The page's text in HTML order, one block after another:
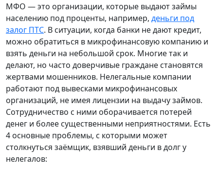
МФО — это организации, которые выдают займы
населению под проценты, например, деньги под
залог ПТС. В ситуации, когда банки не дают кредит,
можно обратиться в микрофинансовую компанию и
взять деньги на небольшой срок. Многие так и
делают, но часто доверчивые граждане становятся
жертвами мошенников. Нелегальные компании
работают под вывесками микрофинансовых
организаций, не имея лицензии на выдачу займов.
Сотрудничество с ними оборачивается потерей
денег и более существенными неприятностями. Есть
4 основные проблемы, с которыми может
столкнуться заёмщик, взявший деньги в долг у
нелегалов: